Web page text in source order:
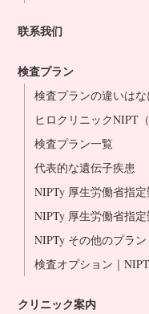
联系我们
検査プラン
検査プランの違いはな
ヒロクリニックNIPT
検査プラン一覧
代表的な遺伝子疾患
NIPTy 厚生労働省指
NIPTy 厚生労働省指
NIPTy その他のプラ
検査オプション｜NIPT
クリニック案内